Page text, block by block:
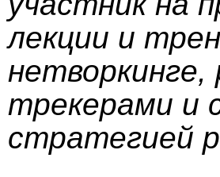
лекции и
трекерами и
стратегией